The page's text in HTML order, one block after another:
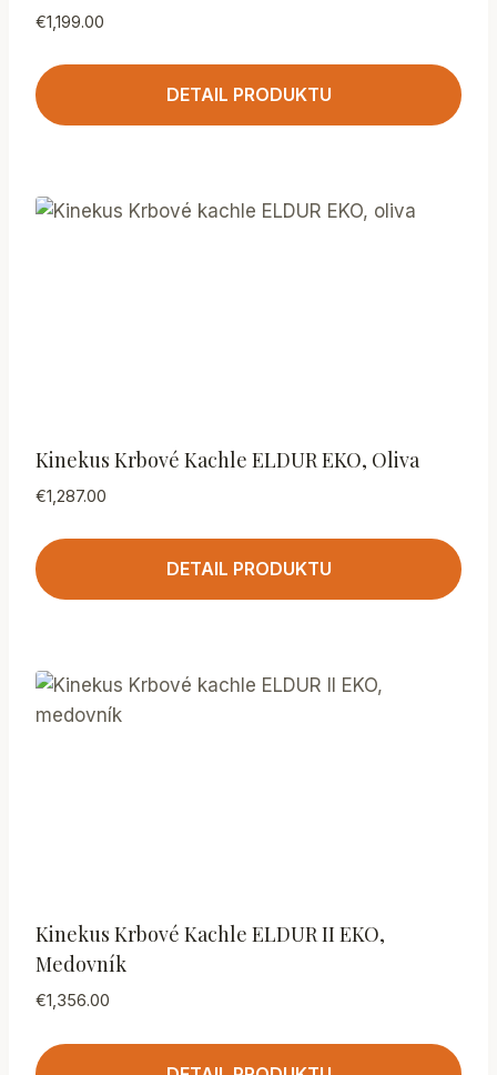
€1,199.00
DETAIL PRODUKTU
Kinekus Krbové Kachle ELDUR EKO, Oliva
€1,287.00
DETAIL PRODUKTU
Kinekus Krbové Kachle ELDUR II EKO,
Medovník
€1,356.00